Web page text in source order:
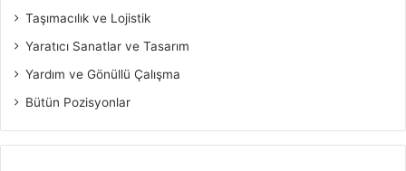
Taşımacılık ve Lojistik
Yaratıcı Sanatlar ve Tasarım
Yardım ve Gönüllü Çalışma
Bütün Pozisyonlar